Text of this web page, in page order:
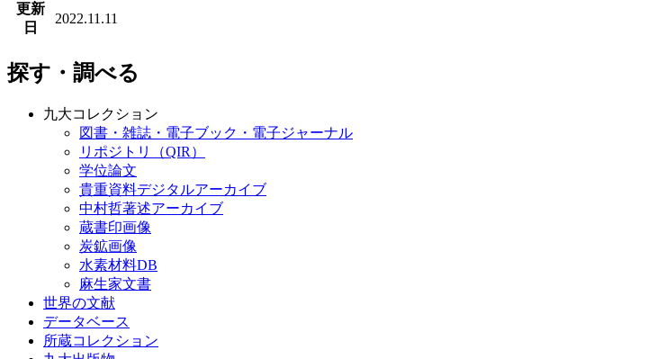
更新
日
2022.11.11
探す・調べる
九大コレクション
図書・雑誌・電子ブック・電子ジャーナル
リポジトリ（QIR）
学位論文
貴重資料デジタルアーカイブ
中村哲著述アーカイブ
蔵書印画像
炭鉱画像
水素材料DB
麻生家文書
世界の文献
データベース
所蔵コレクション